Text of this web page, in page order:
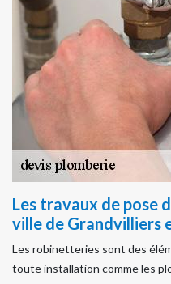
Les travaux de pose
ville de Grandvilliers
Les robinetteries sont des
toute installation comme les